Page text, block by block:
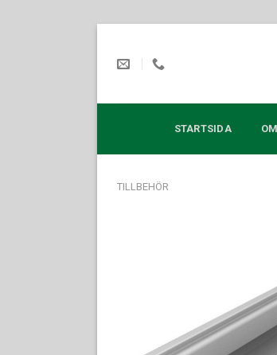
Skip
STARTSIDA
TILLBEHÖR